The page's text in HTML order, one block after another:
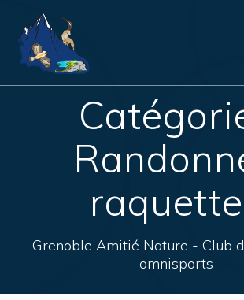
Grenoble Amitié Nature - Club
omnisports